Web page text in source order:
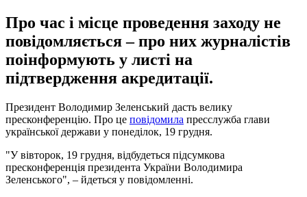
Про час і місце проведення заходу не
повідомляється – про них журналістів
поінформують у листі на
підтвердження акредитації.
Президент Володимир Зеленський дасть велику
пресконференцію. Про це повідомила пресслужба глави
української держави у понеділок, 19 грудня.
"У вівторок, 19 грудня, відбудеться підсумкова
пресконференція президента України Володимира
Зеленського", – йдеться у повідомленні.